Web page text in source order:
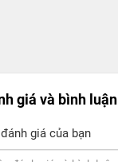
giá và bình luận
giá của bạn